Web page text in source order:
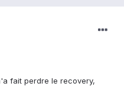
fait perdre le recovery,